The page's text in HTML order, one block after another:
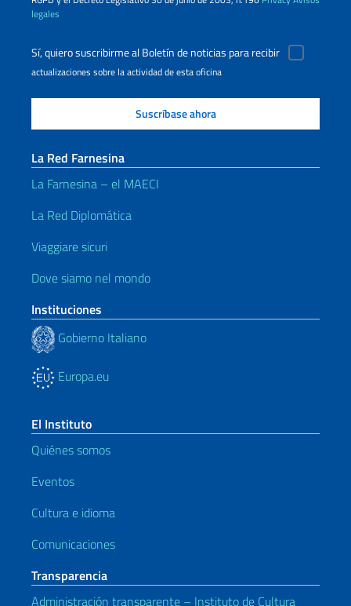
legales
Sí, quiero suscribirme al Boletín de noticias para recibir
actualizaciones sobre la actividad de esta oficina
La Red Farnesina
La Farnesina – el MAECI
La Red Diplomática
Viaggiare sicuri
Dove siamo nel mondo
Instituciones
Gobierno Italiano
Europa.eu
El Instituto
Quiénes somos
Eventos
Cultura e idioma
Comunicaciones
Transparencia
Administración transparente – Instituto de Cultura